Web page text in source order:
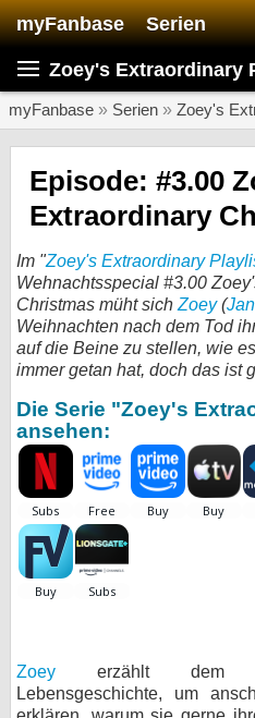
myFanbase Serien
Zoey's Extraordinary
myFanbase » Serien » Zoey's
Episode: #3.00
Extraordinary
Im "Zoey's Extraordinary
Wehnachtsspecial #3.00
Christmas müht sich Zoey(
Weihnachten nach dem Tod
auf die Beine zu stellen, wie es
immer getan hat, doch das ist
Die Serie "Zoey's
ansehen:
Zoey erzählt dem
Lebensgeschichte, um
KULTUR
bei